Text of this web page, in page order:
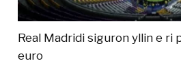
Real Madridi siguron yllin e ri
euro